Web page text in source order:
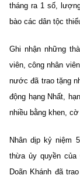
tháng ra 1 số,
bào các dân tộc
Ghi nhận những
viên, công nhân
nước đã trao tặng
động hạng Nhất,
nhiều bằng khen,
Nhân dịp kỷ niệm
thừa ủy quyền
Doãn Khánh đã